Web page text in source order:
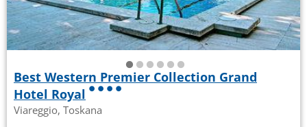
Best Western Premier Collection Grand
Hotel Royal
Viareggio, Toskana